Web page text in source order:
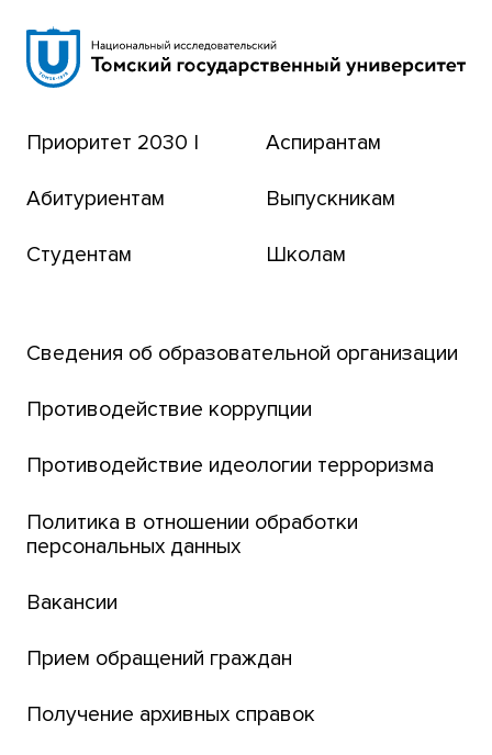
Сибирский ботанический сад
Томский региональный центр коллективного
Транссибирский научный путь
Парк социогуманитарных технологий ТГУ
Английский для всех
ТГУ
Интернет-лицей
Открытые онлайн-курсы (MOOCs)
Платежи онлайн
Банк инициатив по развитию университета
Приоритет 2030 |
Абитуриентам
Студентам
Аспирантам
Выпускникам
Школам
Сведения об образовательной организации
Противодействие коррупции
Противодействие идеологии терроризма
Политика в отношении обработки
персональных данных
Вакансии
Прием обращений граждан
Получение архивных справок